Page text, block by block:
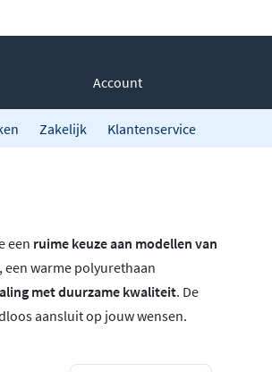
Account
Zakelijk Klantenservice
een ruime keuze aan modellen van
een warme polyurethaan
met duurzame kwaliteit. De
aansluit op jouw wensen.